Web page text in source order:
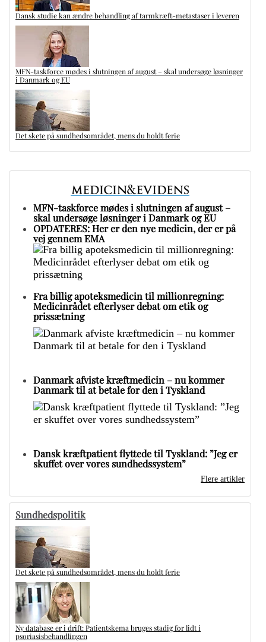
Dansk studie kan ændre behandling af tarmkræft-metastaser i leveren
MFN-taskforce mødes i slutningen af august – skal undersøge løsninger
i Danmark og EU
Det skete på sundhedsområdet, mens du holdt ferie
MFN-taskforce mødes i slutningen af august –
skal undersøge løsninger i Danmark og EU
OPDATERES: Her er den nye medicin, der er på
vej gennem EMA
Fra billig apoteksmedicin til millionregning:
Medicinrådet efterlyser debat om etik og
prissætning
Danmark afviste kræftmedicin – nu kommer
Danmark til at betale for den i Tyskland
Dansk kræftpatient flyttede til Tyskland: ”Jeg er
skuffet over vores sundhedssystem”
Flere artikler
Sundhedspolitik
Det skete på sundhedsområdet, mens du holdt ferie
Ny database er i drift: Patientskema bruges stadig for lidt i
psoriasisbehandlingen